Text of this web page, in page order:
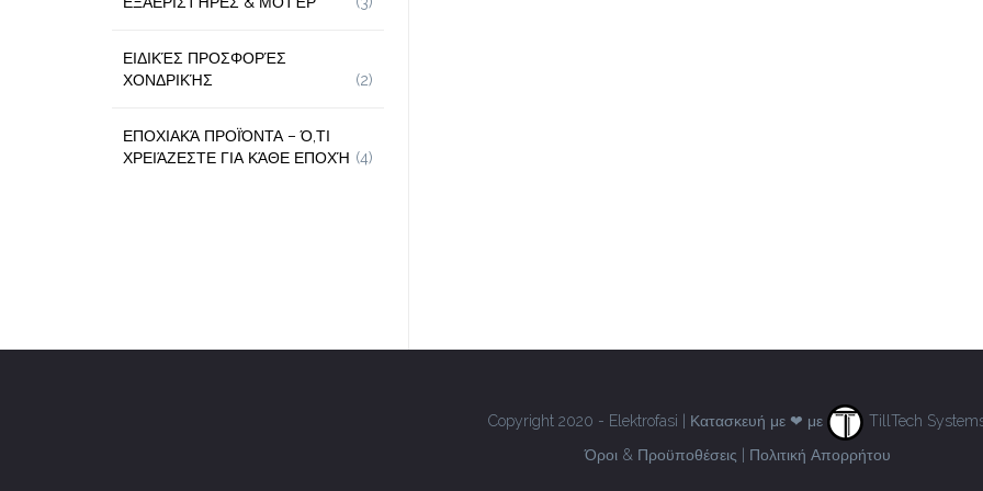
ΕΙΔΙΚΈΣ ΠΡΟΣΦΟΡΈΣ
ΧΟΝΔΡΙΚΉΣ
(2)
ΕΠΟΧΙΑΚΆ ΠΡΟΪΌΝΤΑ – Ό,ΤΙ
ΧΡΕΙΆΖΕΣΤΕ ΓΙΑ ΚΆΘΕ ΕΠΟΧΉ (4)
Copyright 2020 - Elektrofasi | Κατασκευή με ❤ με
TillTech
Όροι & Προϋποθέσεις
Πολιτική Απορρήτου